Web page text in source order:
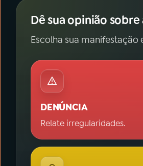
Dê sua opinião
Escolha sua manifestação
DENÚNCIA
Relate irregularidades.